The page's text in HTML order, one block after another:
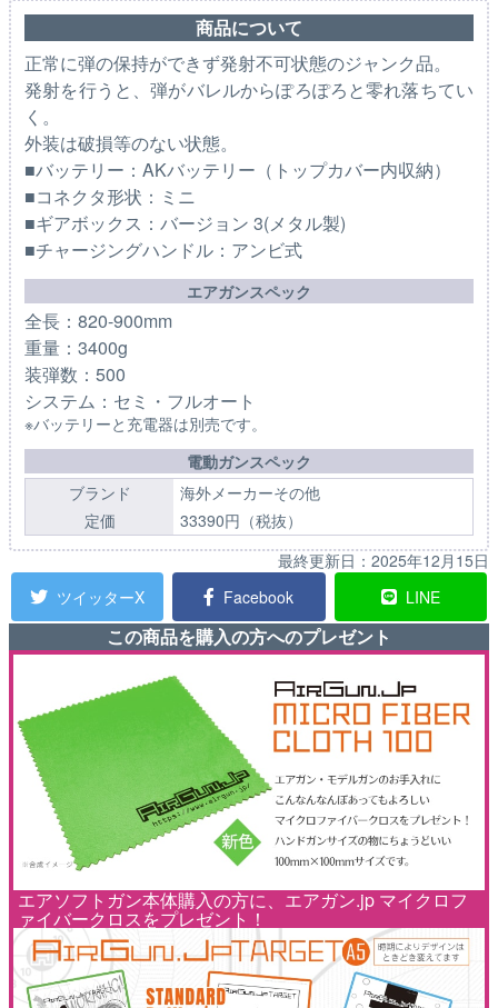
商品について
正常に弾の保持ができず発射不可状態のジャンク品。
発射を行うと、弾がバレルからぽろぽろと零れ落ちてい
く。
外装は破損等のない状態。
■バッテリー：AKバッテリー（トップカバー内収納）
■コネクタ形状：ミニ
■ギアボックス：バージョン 3(メタル製)
■チャージングハンドル：アンビ式
エアガンスペック
全長：820-900mm
重量：3400g
装弾数：500
システム：セミ・フルオート
※バッテリーと充電器は別売です。
電動ガンスペック
ブランド
海外メーカーその他
定価
33390円（税抜）
最終更新日： 2025年12月15日
ツイッターX
Facebook LINE
この商品を購入の方へのプレゼント
エアソフトガン本体購入の方に、エアガン.jp マイクロフ
ァイバークロスをプレゼント！